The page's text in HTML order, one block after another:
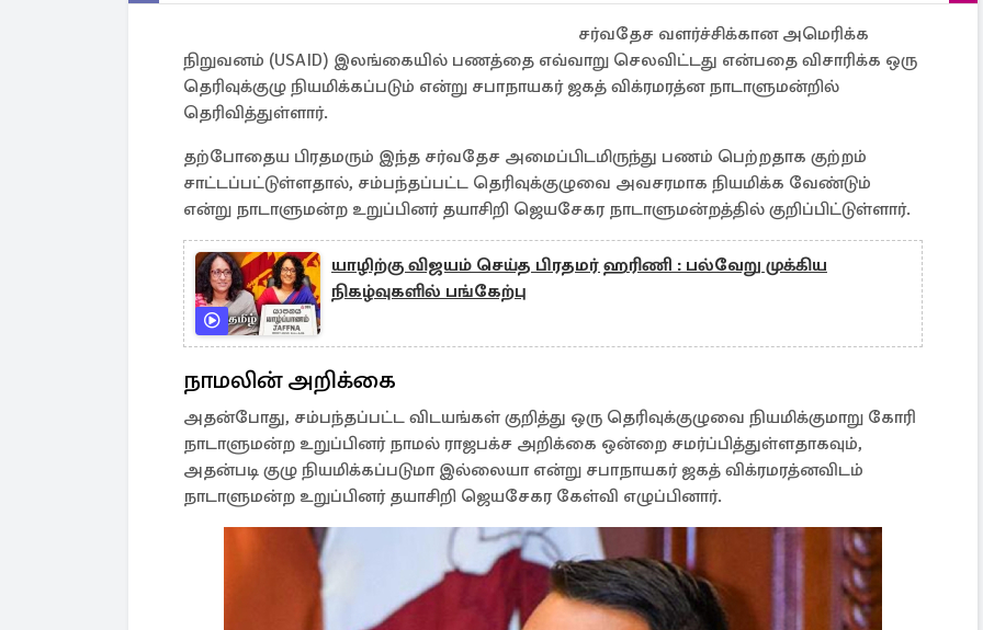
சர்வதேச வளர்ச்சிக்கான அமெரிக்க
நிறுவனம் (USAID) இலங்கையில் பணத்தை எவ்வாறு செலவிட்டது என்பதை விசாரிக்க ஒரு
தெரிவுக்குழு நியமிக்கப்படும் என்று சபாநாயகர் ஜகத் விக்ரமரத்ன நாடாளுமன்றில்
தெரிவித்துள்ளார்.
தற்போதைய பிரதமரும் இந்த சர்வதேச அமைப்பிடமிருந்து பணம் பெற்றதாக குற்றம்
சாட்டப்பட்டுள்ளதால், சம்பந்தப்பட்ட தெரிவுக்குழுவை அவசரமாக நியமிக்க வேண்டும்
என்று நாடாளுமன்ற உறுப்பினர் தயாசிறி ஜெயசேகர நாடாளுமன்றத்தில் குறிப்பிட்டுள்ளார்.
யாழிற்கு விஜயம் செய்த பிரதமர் ஹரிணி : பல்வேறு முக்கிய
நிகழ்வுகளில் பங்கேற்பு
நாமலின் அறிக்கை
அதன்போது, சம்பந்தப்பட்ட விடயங்கள் குறித்து ஒரு தெரிவுக்குழுவை நியமிக்குமாறு கோரி
நாடாளுமன்ற உறுப்பினர் நாமல் ராஜபக்ச அறிக்கை ஒன்றை சமர்ப்பித்துள்ளதாகவும்,
அதன்படி குழு நியமிக்கப்படுமா இல்லையா என்று சபாநாயகர் ஜகத் விக்ரமரத்னவிடம்
நாடாளுமன்ற உறுப்பினர் தயாசிறி ஜெயசேகர கேள்வி எழுப்பினார்.